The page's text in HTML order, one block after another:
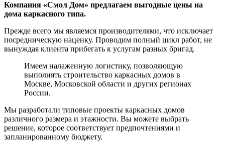
Компания «Смол Дом» предлагаем выгодные цены на
дома каркасного типа.
Прежде всего мы являемся производителями, что исключает
посредническую наценку. Проводим полный цикл работ, не
вынуждая клиента прибегать к услугам разных бригад.
Имеем налаженную логистику, позволяющую
выполнять строительство каркасных домов в
Москве, Московской области и других регионах
России.
Мы разработали типовые проекты каркасных домов
различного размера и этажности. Вы можете выбрать
решение, которое соответствует предпочтениями и
запланированному бюджету.